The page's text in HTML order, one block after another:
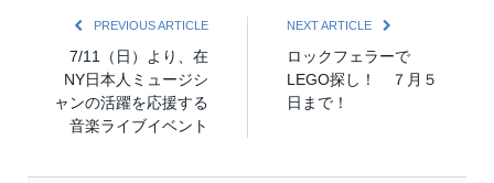
PREVIOUS ARTICLE
7/11（日）より、在
NY日本人ミュージシ
ャンの活躍を応援する
音楽ライブイベント
NEXT ARTICLE
ロックフェラーで
LEGO探し！ ７月５
日まで！